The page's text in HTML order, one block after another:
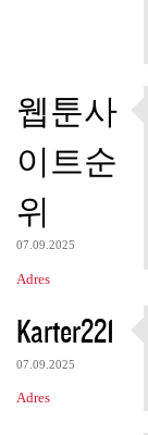
웹툰사
이트순
위
07.09.2025
Adres
Karter221
07.09.2025
Adres